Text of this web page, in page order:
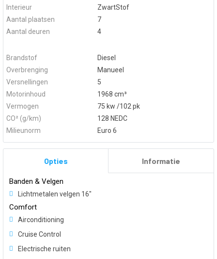
Interieur
ZwartStof
Aantal plaatsen
7
Aantal deuren
4
Brandstof
Diesel
Overbrenging
Manueel
Versnellingen
5
Motorinhoud
1968 cm³
Vermogen
75 kw /102 pk
CO² (g/km)
128 NEDC
Milieunorm
Euro 6
Opties Informatie
Banden & Velgen
Lichtmetalen velgen 16"
Comfort
Airconditioning
Cruise Control
Electrische ruiten